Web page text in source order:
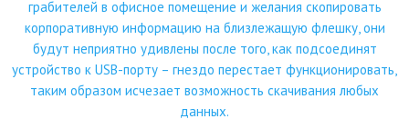
грабителей в офисное помещение и желания скопировать
корпоративную информацию на близлежащую флешку, они
будут неприятно удивлены после того, как подсоединят
устройство к USB-порту – гнездо перестает функционировать,
таким образом исчезает возможность скачивания любых
данных.